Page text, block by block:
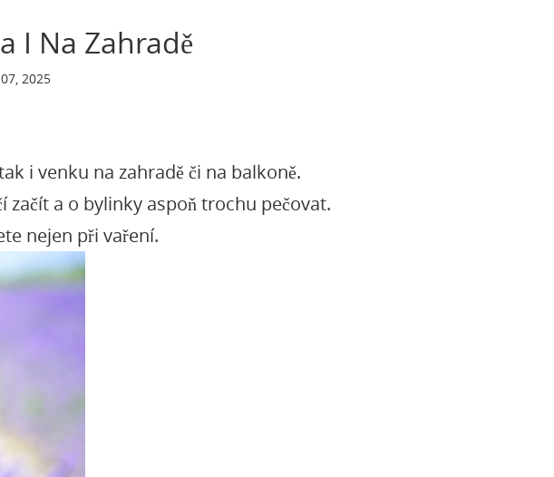
I Na Zahradě
2025
i venku na zahradě či na balkoně.
začít a o bylinky aspoň trochu pečovat.
nejen při vaření.